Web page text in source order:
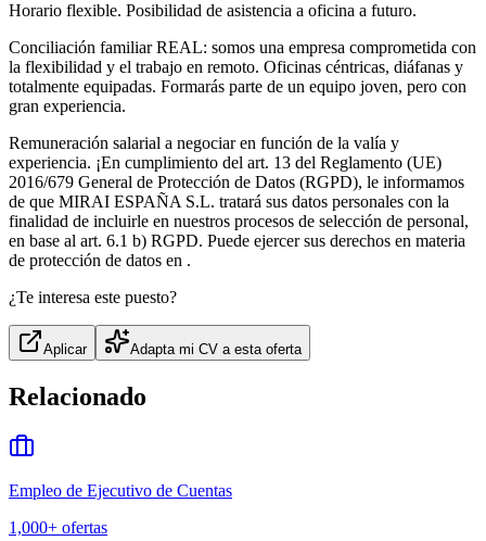
Horario flexible. Posibilidad de asistencia a oficina a futuro.
Conciliación familiar REAL: somos una empresa comprometida con
la flexibilidad y el trabajo en remoto. Oficinas céntricas, diáfanas y
totalmente equipadas. Formarás parte de un equipo joven, pero con
gran experiencia.
Remuneración salarial a negociar en función de la valía y
experiencia. ¡En cumplimiento del art. 13 del Reglamento (UE)
2016/679 General de Protección de Datos (RGPD), le informamos
de que MIRAI ESPAÑA S.L. tratará sus datos personales con la
finalidad de incluirle en nuestros procesos de selección de personal,
en base al art. 6.1 b) RGPD. Puede ejercer sus derechos en materia
de protección de datos en .
¿Te interesa este puesto?
Aplicar Adapta mi CV a esta oferta
Relacionado
Empleo de Ejecutivo de Cuentas
1,000+ ofertas